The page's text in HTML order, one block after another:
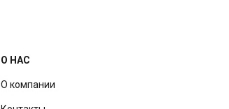
О НАС
О компании